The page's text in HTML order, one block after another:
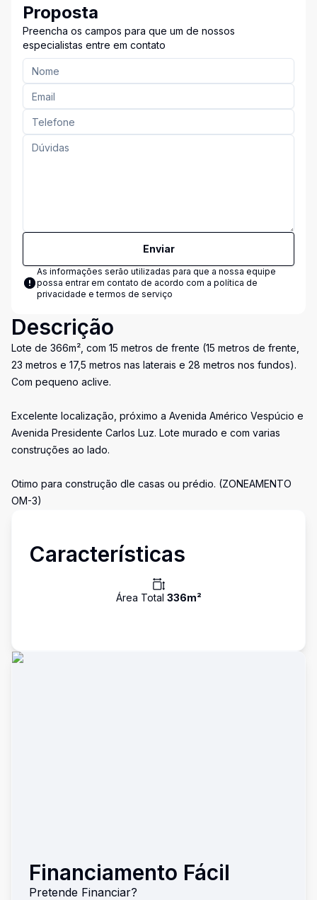
Proposta
Preencha os campos para que um de nossos
especialistas entre em contato
Enviar
As informações serão utilizadas para que a nossa equipe
possa entrar em contato de acordo com a política de
privacidade e termos de serviço
Descrição
Lote de 366m², com 15 metros de frente (15 metros de frente,
23 metros e 17,5 metros nas laterais e 28 metros nos fundos).
Com pequeno aclive.
Excelente localização, próximo a Avenida Américo Vespúcio e
Avenida Presidente Carlos Luz. Lote murado e com varias
construções ao lado.
Otimo para construção dle casas ou prédio. (ZONEAMENTO
OM-3)
Características
Área Total 336m²
Financiamento Fácil
Pretende Financiar?